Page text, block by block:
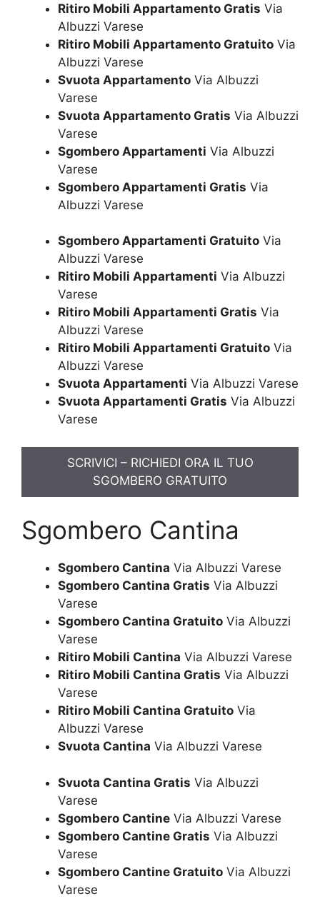
Ritiro Mobili Appartamento Gratis Via
Albuzzi Varese
Ritiro Mobili Appartamento Gratuito Via
Albuzzi Varese
Svuota Appartamento Via Albuzzi
Varese
Svuota Appartamento Gratis Via Albuzzi
Varese
Sgombero Appartamenti Via Albuzzi
Varese
Sgombero Appartamenti Gratis Via
Albuzzi Varese
Sgombero Appartamenti Gratuito Via
Albuzzi Varese
Ritiro Mobili Appartamenti Via Albuzzi
Varese
Ritiro Mobili Appartamenti Gratis Via
Albuzzi Varese
Ritiro Mobili Appartamenti Gratuito Via
Albuzzi Varese
Svuota Appartamenti Via Albuzzi Varese
Svuota Appartamenti Gratis Via Albuzzi
Varese
SCRIVICI – RICHIEDI ORA IL TUO
SGOMBERO GRATUITO
Sgombero Cantina
Sgombero Cantina Via Albuzzi Varese
Sgombero Cantina Gratis Via Albuzzi
Varese
Sgombero Cantina Gratuito Via Albuzzi
Varese
Ritiro Mobili Cantina Via Albuzzi Varese
Ritiro Mobili Cantina Gratis Via Albuzzi
Varese
Ritiro Mobili Cantina Gratuito Via
Albuzzi Varese
Svuota Cantina Via Albuzzi Varese
Svuota Cantina Gratis Via Albuzzi
Varese
Sgombero Cantine Via Albuzzi Varese
Sgombero Cantine Gratis Via Albuzzi
Varese
Sgombero Cantine Gratuito Via Albuzzi
Varese